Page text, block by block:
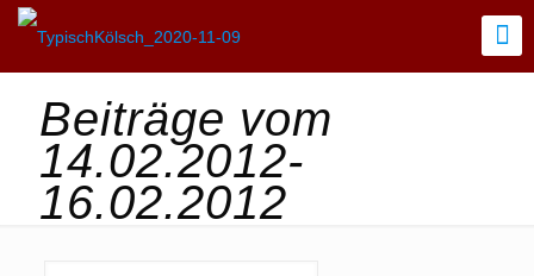
Beiträge vom
14.02.2012-
16.02.2012